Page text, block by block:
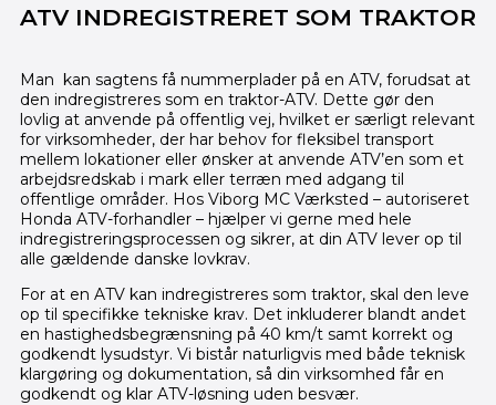
ATV INDREGISTRERET SOM TRAKTOR
Man kan sagtens få nummerplader på en ATV, forudsat at
den indregistreres som en traktor-ATV. Dette gør den
lovlig at anvende på offentlig vej, hvilket er særligt relevant
for virksomheder, der har behov for fleksibel transport
mellem lokationer eller ønsker at anvende ATV’en som et
arbejdsredskab i mark eller terræn med adgang til
offentlige områder. Hos Viborg MC Værksted – autoriseret
Honda ATV-forhandler – hjælper vi gerne med hele
indregistreringsprocessen og sikrer, at din ATV lever op til
alle gældende danske lovkrav.
For at en ATV kan indregistreres som traktor, skal den leve
op til specifikke tekniske krav. Det inkluderer blandt andet
en hastighedsbegrænsning på 40 km/t samt korrekt og
godkendt lysudstyr. Vi bistår naturligvis med både teknisk
klargøring og dokumentation, så din virksomhed får en
godkendt og klar ATV-løsning uden besvær.